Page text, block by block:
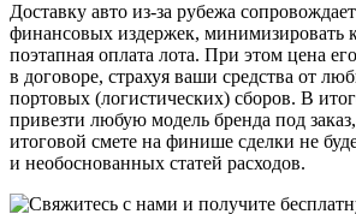
Доставку авто из-за рубежа
финансовых издержек, минимизировать
поэтапная оплата лота. При этом цена
в договоре, страхуя ваши средства от
портовых (логистических) сборов. В
привезти любую модель бренда под
итоговой смете на финише сделки не
и необоснованных статей расходов.